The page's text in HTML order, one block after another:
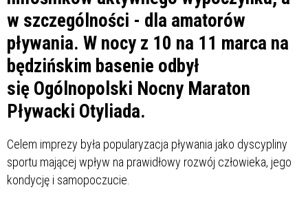
w szczególności - dla amatorów
pływania. W nocy z 10 na 11 marca na
będzińskim basenie odbył
się Ogólnopolski Nocny Maraton
Pływacki Otyliada.
Celem imprezy była popularyzacja pływania jako dyscypliny
sportu mającej wpływ na prawidłowy rozwój człowieka, jego
kondycję i samopoczucie.